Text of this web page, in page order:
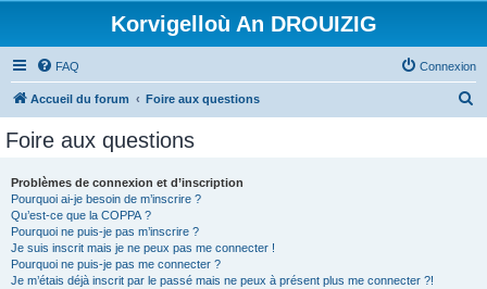
Korvigelloù An DROUIZIG
FAQ Connexion
Accueil du forum Foire aux questions
Foire aux questions
Problèmes de connexion et d’inscription
Pourquoi ai-je besoin de m’inscrire ?
Qu’est-ce que la COPPA ?
Pourquoi ne puis-je pas m’inscrire ?
Je suis inscrit mais je ne peux pas me connecter !
Pourquoi ne puis-je pas me connecter ?
Je m’étais déjà inscrit par le passé mais ne peux à présent plus me connecter ?!